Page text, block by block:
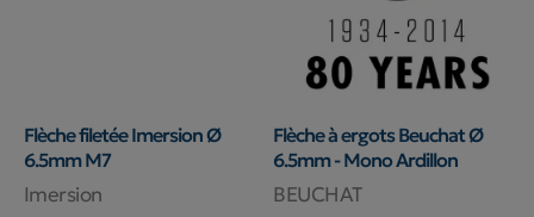
Flèche filetée Imersion Ø
6.5mm M7
Imersion
Flèche à ergots Beuchat Ø
6.5mm - Mono Ardillon
BEUCHAT